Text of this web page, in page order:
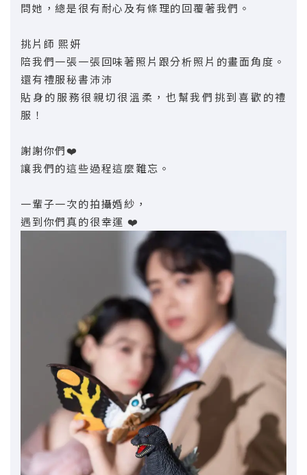
問她，總是很有耐心及有條理的回覆著我們。
挑片師 熙妍
陪我們一張一張回味著照片跟分析照片的畫面角度。
還有禮服秘書沛沛
貼身的服務很親切很溫柔，也幫我們挑到喜歡的禮
服！
謝謝你們❤️
讓我們的這些過程這麼難忘。
一輩子一次的拍攝婚紗，
遇到你們真的很幸運 ❤️